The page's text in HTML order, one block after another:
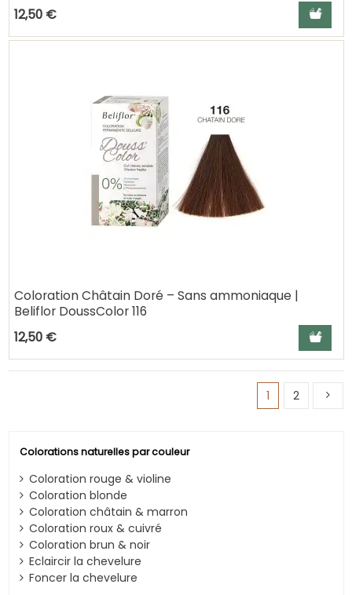
12,50 €
Ajouter
Coloration Châtain Doré – Sans ammoniaque |
Beliflor DoussColor 116
12,50 €
Ajouter
1 2
Colorations naturelles par couleur
Coloration rouge & violine
Coloration blonde
Coloration châtain & marron
Coloration roux & cuivré
Coloration brun & noir
Eclaircir la chevelure
Foncer la chevelure